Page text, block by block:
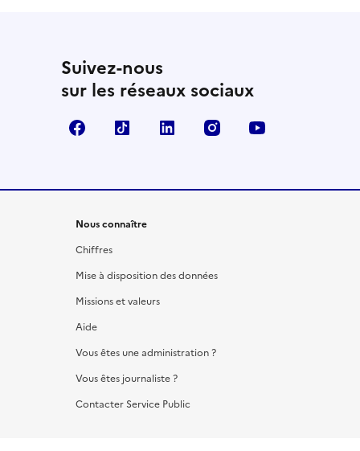
Suivez-nous
sur les réseaux sociaux
FacebookTikTok LinkedIn Instagram
Nous connaître
Chiffres
Mise à disposition des données
Missions et valeurs
Aide
Vous êtes une administration ?
Vous êtes journaliste ?
Contacter Service Public